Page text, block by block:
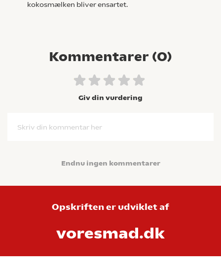
kokosmælken bliver ensartet.
Kommentarer (0)
Giv din vurdering
Skriv din kommentar her
Endnu ingen kommentarer
Opskriften er udviklet af
voresmad.dk